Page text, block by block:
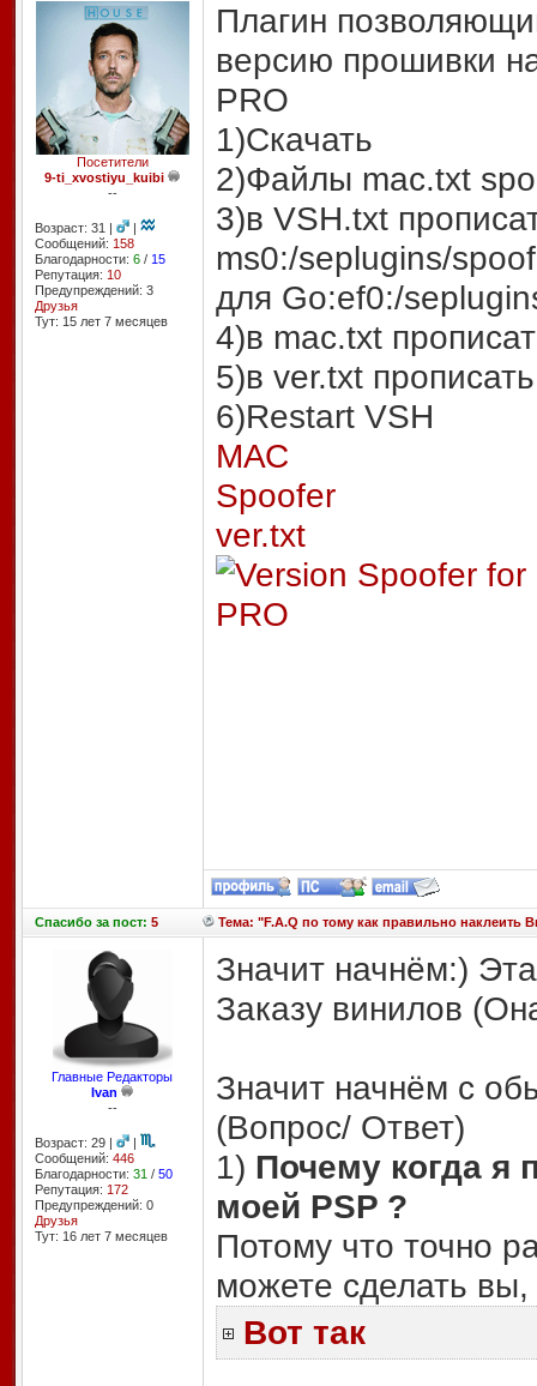
Посетители
9-ti_xvostiyu_kuibi
--
Возраст: 31 |
|
Сообщений: 158
Благодарности: 6/ 15
Репутация: 10
Предупреждений: 3
Друзья
Тут: 15 лет 7 месяцев
Плагин
версию прошивки
PRO
1)Скачать
2)Файлы mac.txt
3)в VSH.txt
ms0:/seplugins/
для Go:ef0:/
4)в mac.txt
5)в ver.txt
6)Restart VSH
МАС
Spoofer
ver.txt
Спасибоза пост: 5 Тема: "F.A.Q по тому как правильно наклеить
Главные Редакторы
Ivan
--
Возраст: 29 |
|
Сообщений: 446
Благодарности: 31 / 50
Репутация: 172
Предупреждений: 0
Друзья
Тут: 16 лет 7 месяцев
Значит начнём:)
Заказу винилов
Значит начнём с
(Вопрос/ Ответ)
1) Почему когда я
моей PSP ?
Потому что точно
можете сделать вы,
Вот так